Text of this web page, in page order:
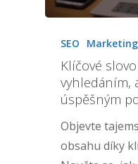
SEO Marketing
Klíčové
vyhledáním,
úspěšným
Objevte
obsahu díky